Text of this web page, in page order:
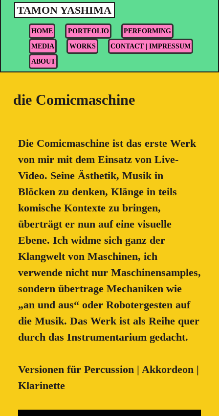
TAMON YASHIMA
HOME PORTFOLIO PERFORMING
MEDIA WORKS CONTACT | IMPRESSUM
ABOUT
die Comicmaschine
Die Comicmaschine ist das erste Werk
von mir mit dem Einsatz von Live-
Video. Seine Ästhetik, Musik in
Blöcken zu denken, Klänge in teils
komische Kontexte zu bringen,
überträgt er nun auf eine visuelle
Ebene. Ich widme sich ganz der
Klangwelt von Maschinen, ich
verwende nicht nur Maschinensamples,
sondern übertrage Mechaniken wie
„an und aus“ oder Robotergesten auf
die Musik. Das Werk ist als Reihe quer
durch das Instrumentarium gedacht.
Versionen für Percussion | Akkordeon |
Klarinette